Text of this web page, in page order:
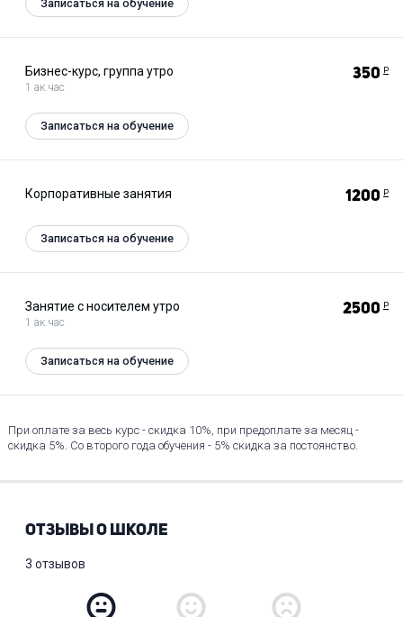
Записаться на обучение
Бизнес-курс, группа утро
1 ак.час
350 Р
Записаться на обучение
Корпоративные занятия 1200 Р
Записаться на обучение
Занятие с носителем утро
1 ак.час
2500 Р
Записаться на обучение
При оплате за весь курс - скидка 10%, при предоплате за месяц -
скидка 5%. Со второго года обучения - 5% скидка за постоянство.
ОТЗЫВЫ О ШКОЛЕ
3 отзывов